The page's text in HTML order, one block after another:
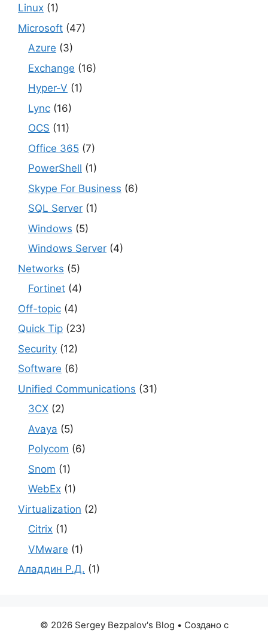
Linux (1)
Microsoft (47)
Azure (3)
Exchange (16)
Hyper-V (1)
Lync (16)
OCS (11)
Office 365 (7)
PowerShell (1)
Skype For Business (6)
SQL Server (1)
Windows (5)
Windows Server (4)
Networks (5)
Fortinet (4)
Off-topic (4)
Quick Tip (23)
Security (12)
Software (6)
Unified Communications (31)
3CX (2)
Avaya (5)
Polycom (6)
Snom (1)
WebEx (1)
Virtualization (2)
Citrix (1)
VMware (1)
Аладдин Р.Д. (1)
© 2026 Sergey Bezpalov's Blog • Создано с